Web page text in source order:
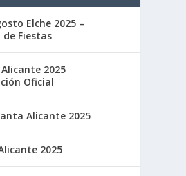
Elche 2025 –
Fiestas
2025
Oficial
Alicante 2025
2025